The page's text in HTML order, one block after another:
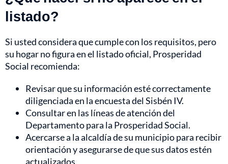
listado?
Si usted considera que cumple con los requisitos, pero
su hogar no figura en el listado oficial, Prosperidad
Social recomienda:
Revisar que su información esté correctamente
diligenciada en la encuesta del Sisbén IV.
Consultar en las líneas de atención del
Departamento para la Prosperidad Social.
Acercarse a la alcaldía de su municipio para recibir
orientación y asegurarse de que sus datos estén
actualizados.